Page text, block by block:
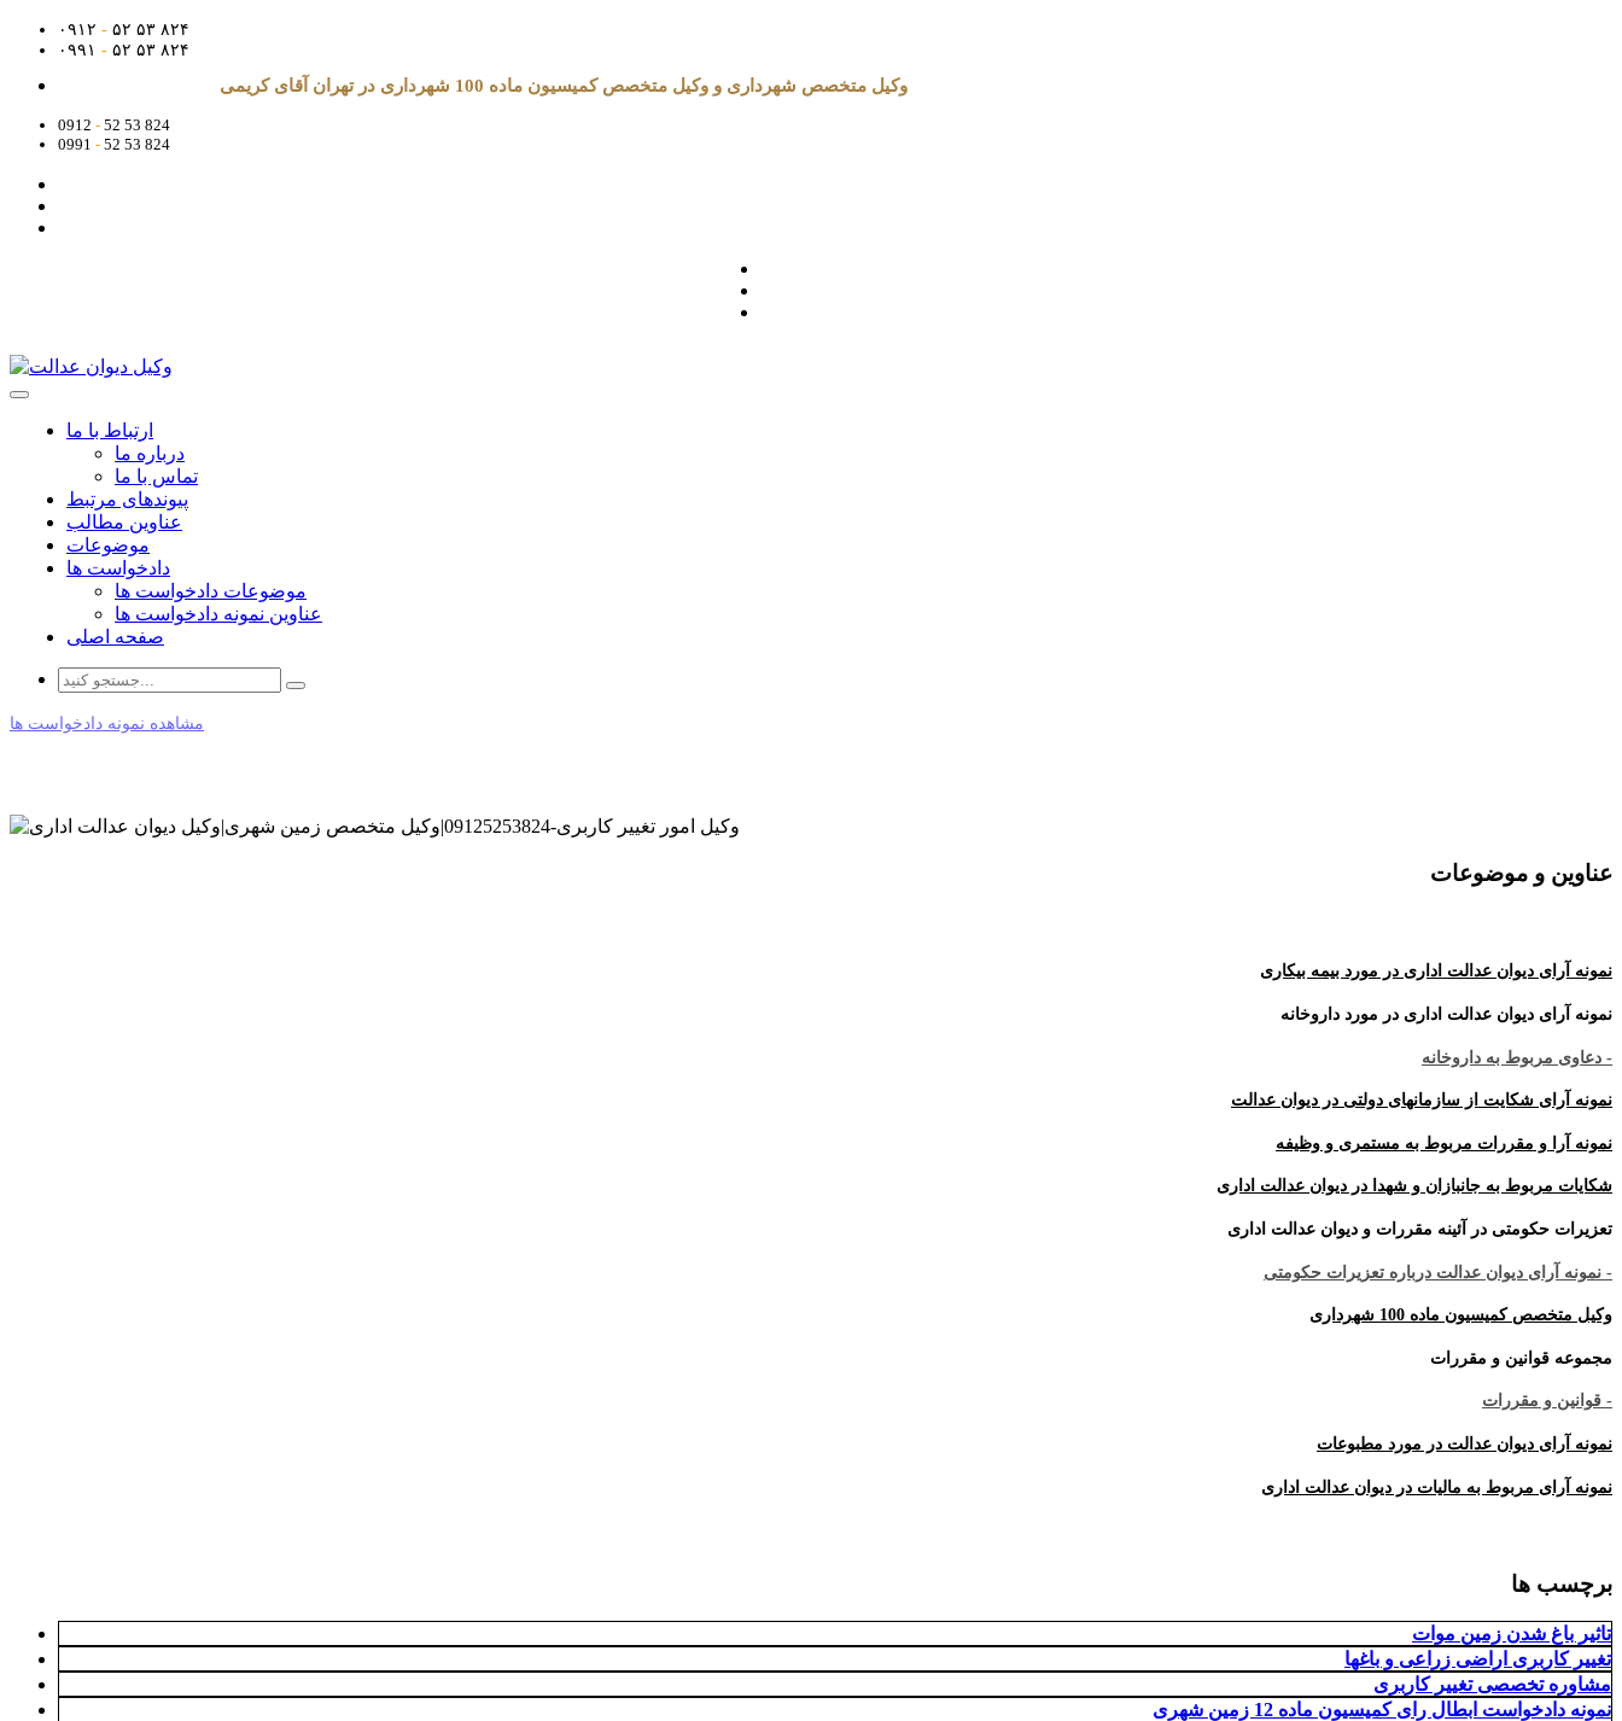
۰۹۱۲ - ۵۲ ۵۳ ۸۲۴
۰۹۹۱ - ۵۲ ۵۳ ۸۲۴
وکیل متخصص شهرداری و وکیل متخصص کمیسیون ماده 100 شهرداری در تهران آقای کریمی
0912 - 52 53 824
0991 - 52 53 824
ارتباط با ما
درباره ما
تماس با ما
پیوندهای مرتبط
عناوین مطالب
موضوعات
دادخواست ها
موضوعات دادخواست ها
عناوین نمونه دادخواست ها
صفحه اصلی
مشاهده نمونه دادخواست ها
عناوین و موضوعات
نمونه آرای دیوان عدالت اداری در مورد بیمه بیکاری
نمونه آرای دیوان عدالت اداری در مورد داروخانه
- دعاوی مربوط به داروخانه
نمونه آرای شکایت از سازمانهای دولتی در دیوان عدالت
نمونه آرا و مقررات مربوط به مستمری و وظیفه
شکایات مربوط به جانبازان و شهدا در دیوان عدالت اداری
تعزیرات حکومتی در آئینه مقررات و دیوان عدالت اداری
- نمونه آرای دیوان عدالت درباره تعزیرات حکومتی
وکیل متخصص کمیسیون ماده 100 شهرداری
مجموعه قوانین و مقررات
- قوانین و مقررات
نمونه آرای دیوان عدالت در مورد مطبوعات
نمونه آرای مربوط به مالیات در دیوان عدالت اداری
برچسب ها
تاثیر باغ شدن زمین موات
تغییر کاربری اراضی زراعی و باغها
مشاوره تخصصی تغییر کاربری
نمونه دادخواست ابطال رای کمیسیون ماده 12 زمین شهری